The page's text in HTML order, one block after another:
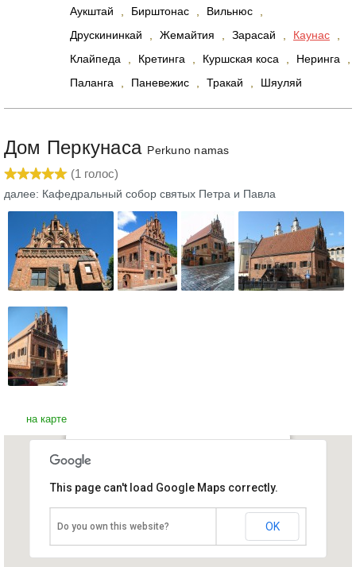
Аукштай
Бирштонас Вильнюс
Друскининкай
Жемайтия Зарасай Каунас
Клайпеда
Кретинга Куршская коса Неринга
Паланга
Паневежис Тракай Шяуляй
Дом Перкунаса Perkuno namas
(1 голос)
далее: Кафедральный собор святых Петра и Павла
на карте
Литва, Каунас
This page can't load Google Maps correctly.
Do you own this website? OK